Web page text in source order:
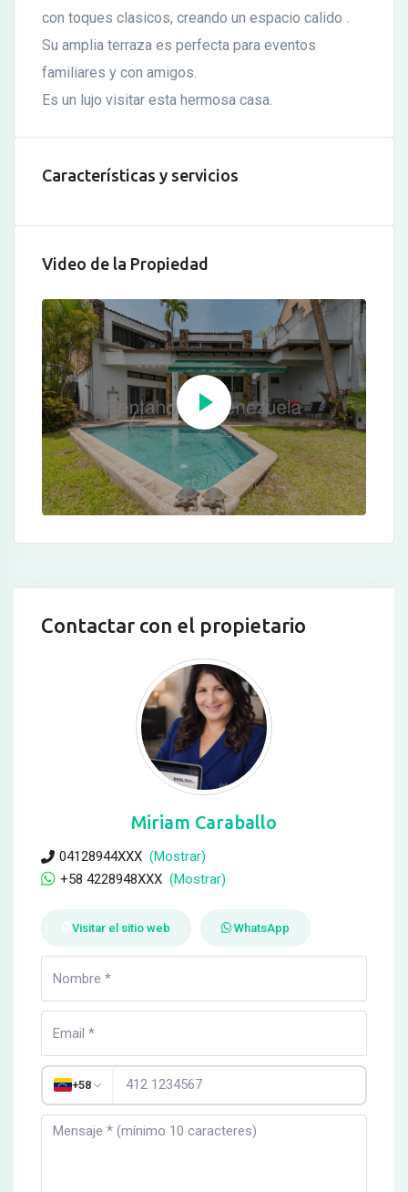
con toques clasicos, creando un espacio calido .
Su amplia terraza es perfecta para eventos
familiares y con amigos.
Es un lujo visitar esta hermosa casa.
Características y servicios
Video de la Propiedad
Contactar con el propietario
Miriam Caraballo
04128944XXX (Mostrar)
+58 4228948XXX (Mostrar)
Visitar el sitio web WhatsApp
+58